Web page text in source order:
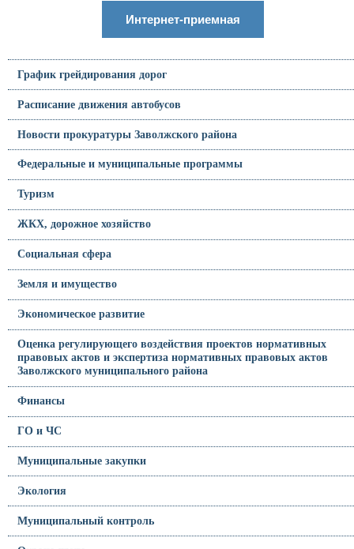
Интернет-приемная
График грейдирования дорог
Расписание движения автобусов
Новости прокуратуры Заволжского района
Федеральные и муниципальные программы
Туризм
ЖКХ, дорожное хозяйство
Социальная сфера
Земля и имущество
Экономическое развитие
Оценка регулирующего воздействия проектов нормативных
правовых актов и экспертиза нормативных правовых актов
Заволжского муниципального района
Финансы
ГО и ЧС
Муниципальные закупки
Экология
Муниципальный контроль